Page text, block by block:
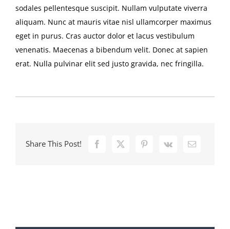
sodales pellentesque suscipit. Nullam vulputate viverra
aliquam. Nunc at mauris vitae nisl ullamcorper maximus
eget in purus. Cras auctor dolor et lacus vestibulum
venenatis. Maecenas a bibendum velit. Donec at sapien
erat. Nulla pulvinar elit sed justo gravida, nec fringilla.
Share This Post!